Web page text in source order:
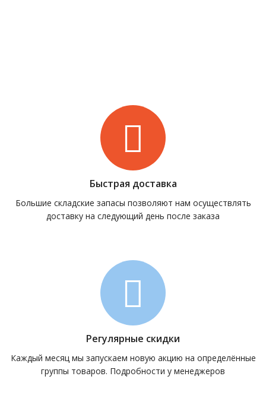
Быстрая доставка
Большие складские запасы позволяют нам осуществлять
доставку на следующий день после заказа
Регулярные скидки
Каждый месяц мы запускаем новую акцию на определённые
группы товаров. Подробности у менеджеров